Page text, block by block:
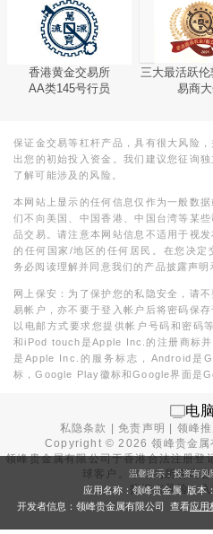
香港黄金交易所
AA类145号行员
三大最活跃
易商
保证金交易等杠杆产品，具有很大风险
出您的初始投入资金。我们建议您征询
了解可能涉及的风险。
本网站上显示的任何信息仅作为一般数
们不向美国、中国香港、中国台湾等某
品交易。请注意本网站信息不适用于视
的任何国家/地区的任何居民。在您决定
务必阅读理解并同意我们的产品披露声明
网上保安：为了保护您的私隐安全，请
易帐户，亦不要于登入帐户后将密码保
以电邮方式要求您提供帐户号码和密码
和iPod touch是Apple Inc.的注册商标
是Apple Inc.的服务标志，Android是
标，Google Play徽标和Google界面是
电
私隐条款 |免责声明 领峰
Copyright ©2026 领峰贵金
领峰贵金属有限公司于香港合法注册登
球客户。本站内所有内
投资有风险，
温馨提示：投资有风
应用名称：领峰贵金属 版本
开发者信息：领峰贵金属有限公司 查看应用